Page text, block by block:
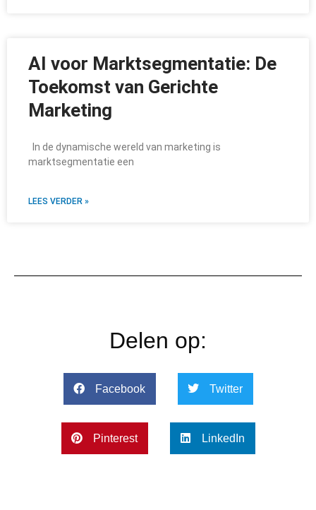
AI voor Marktsegmentatie: De
Toekomst van Gerichte
Marketing
In de dynamische wereld van marketing is
marktsegmentatie een
LEES VERDER »
Delen op:
Facebook Twitter
Pinterest LinkedIn